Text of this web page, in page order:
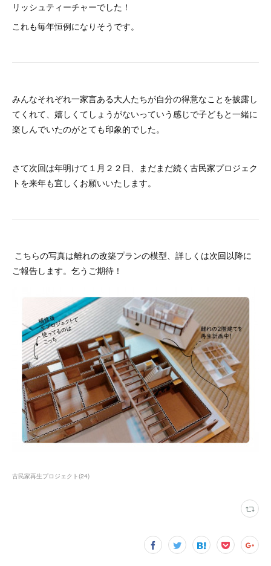
リッシュティーチャーでした！
これも毎年恒例になりそうです。
みんなそれぞれ一家言ある大人たちが自分の得意なことを披露し
てくれて、嬉しくてしょうがないっていう感じで子どもと一緒に
楽しんでいたのがとても印象的でした。
さて次回は年明けて１月２２日、まだまだ続く古民家プロジェク
トを来年も宜しくお願いいたします。
こちらの写真は離れの改築プランの模型、詳しくは次回以降に
ご報告します。乞うご期待！
古民家再生プロジェクト(24)